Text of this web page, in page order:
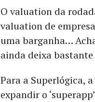
O valuation da
valuation de
uma barganha…
ainda deixa bastante
Para a Superlógica,
expandir o